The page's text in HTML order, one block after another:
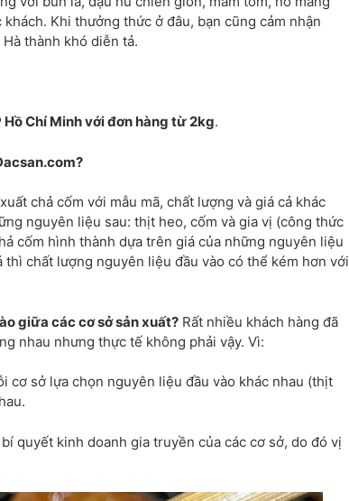
Khi thưởng thức ở đâu, bạn cũng cảm nhận
thành khó diễn tả.
Chí Minh với đơn hàng từ 2kg.
chả cốm với mẫu mã, chất lượng và giá cả khác
nguyên liệu sau: thịt heo, cốm và gia vị (công thức
cốm hình thành dựa trên giá của những nguyên liệu
chất lượng nguyên liệu đầu vào có thể kém hơn với
giữa các cơ sở sản xuất? Rất nhiều khách hàng đã
nhau nhưng thực tế không phải vậy. Vì:
cơ sở lựa chọn nguyên liệu đầu vào khác nhau (thịt
quyết kinh doanh gia truyền của các cơ sở, do đó vị